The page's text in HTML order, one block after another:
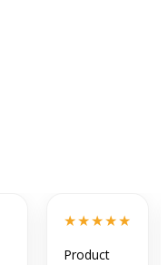
★★★★★
Product